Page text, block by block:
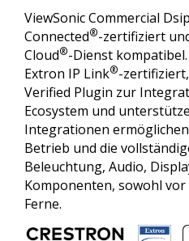
ViewSonic Commercial
Connected®-zertifiziert
Cloud®-Dienst
Extron IP Link®-
Verified Plugin zur
Ecosystem und
Integrationen
Betrieb und die
Beleuchtung, Audio,
Komponenten, sowohl
Ferne.